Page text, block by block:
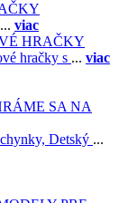
... viac
HRAČKY
hračky s ... viac
SA NA
Detský ...